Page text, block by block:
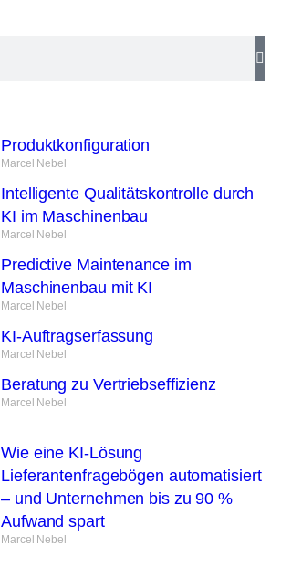
Produktkonfiguration
Marcel Nebel
Intelligente Qualitätskontrolle durch
KI im Maschinenbau
Marcel Nebel
Predictive Maintenance im
Maschinenbau mit KI
Marcel Nebel
KI-Auftragserfassung
Marcel Nebel
Beratung zu Vertriebseffizienz
Marcel Nebel
Wie eine KI-Lösung
Lieferantenfragebögen automatisiert
– und Unternehmen bis zu 90 %
Aufwand spart
Marcel Nebel